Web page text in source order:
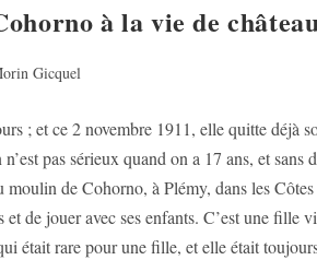
à la vie de
Gicquel
; et ce 2 novembre 1911, elle quitte déjà
pas sérieux quand on a 17 ans, et sans
moulin de Cohorno, à Plémy, dans les
de jouer avec ses enfants. C’est une fille
était rare pour une fille, et elle était